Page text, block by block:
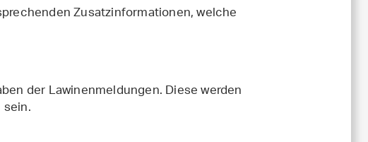
Zusatzinformationen, welche
der Lawinenmeldungen. Diese werden